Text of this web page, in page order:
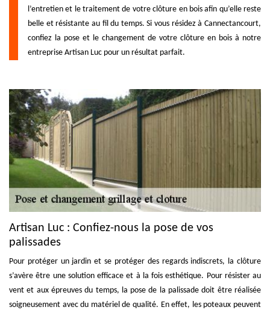
l’entretien et le traitement de votre clôture en bois afin qu’elle reste
belle et résistante au fil du temps. Si vous résidez à Cannectancourt,
confiez la pose et le changement de votre clôture en bois à notre
entreprise Artisan Luc pour un résultat parfait.
Artisan Luc : Confiez-nous la pose de vos
palissades
Pour protéger un jardin et se protéger des regards indiscrets, la clôture
s’avère être une solution efficace et à la fois esthétique. Pour résister au
vent et aux épreuves du temps, la pose de la palissade doit être réalisée
soigneusement avec du matériel de qualité. En effet, les poteaux peuvent